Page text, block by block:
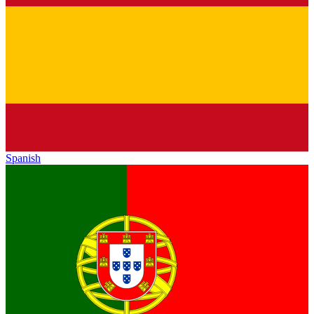
Spanish